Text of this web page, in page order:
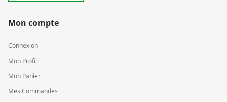
Mon compte
Connexion
Mon Profil
Mon Panier
Mes Commandes